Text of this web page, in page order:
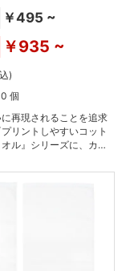
￥495 ~
￥935 ~
)
個
再現されることを追求
リントしやすいコット
ル』シリーズに、カラ